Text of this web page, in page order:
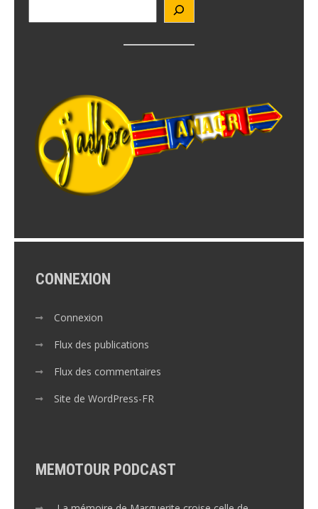
CONNEXION
Connexion
Flux des publications
Flux des commentaires
Site de WordPress-FR
MEMOTOUR PODCAST